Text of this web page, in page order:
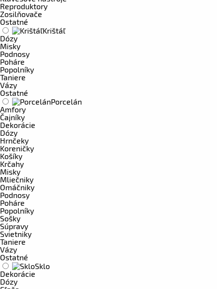
Reproduktory
Zosilňovače
Ostatné
Krištáľ
Dózy
Misky
Podnosy
Poháre
Popolníky
Taniere
Vázy
Ostatné
Porcelán
Amfory
Čajníky
Dekorácie
Dózy
Hrnčeky
Koreničky
Košíky
Krčahy
Misky
Mliečniky
Omáčniky
Podnosy
Poháre
Popolníky
Sošky
Súpravy
Svietniky
Taniere
Vázy
Ostatné
Sklo
Dekorácie
Dózy